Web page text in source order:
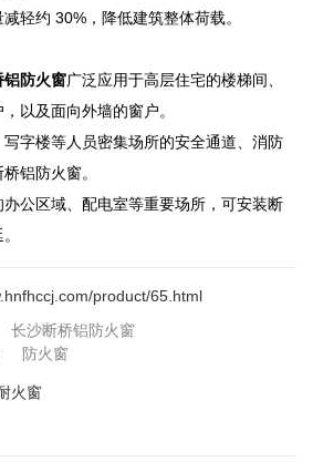
轻约 30%，降低建筑整体荷载。
铝防火窗广泛应用于高层住宅的楼梯间、
以及面向外墙的窗户。
字楼等人员密集场所的安全通道、消防
铝防火窗。
公区域、配电室等重要场所，可安装断
product/65.html
长沙断桥铝防火窗
防火窗
火窗